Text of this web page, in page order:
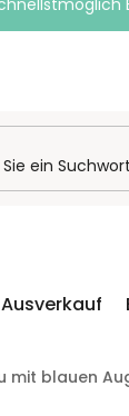
Ausverkauf
mit blauen